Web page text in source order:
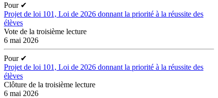
Pour ✔
Projet de loi 101, Loi de 2026 donnant la priorité à la réussite des
élèves
Vote de la troisième lecture
6 mai 2026
Pour ✔
Projet de loi 101, Loi de 2026 donnant la priorité à la réussite des
élèves
Clôture de la troisième lecture
6 mai 2026